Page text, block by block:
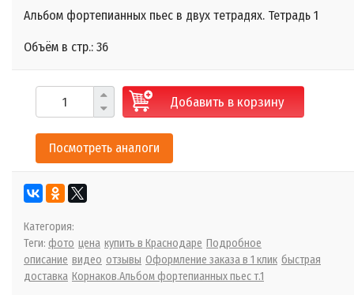
Альбом фортепианных пьес в двух тетрадях. Тетрадь 1
Объём в стр.: 36
Добавить в корзину
Посмотреть аналоги
Категория:
Теги: фото цена купить в Краснодаре Подробное
описание видео отзывы Оформление заказа в 1 клик быстрая
доставка Корнаков.Альбом фортепианных пьес т.1